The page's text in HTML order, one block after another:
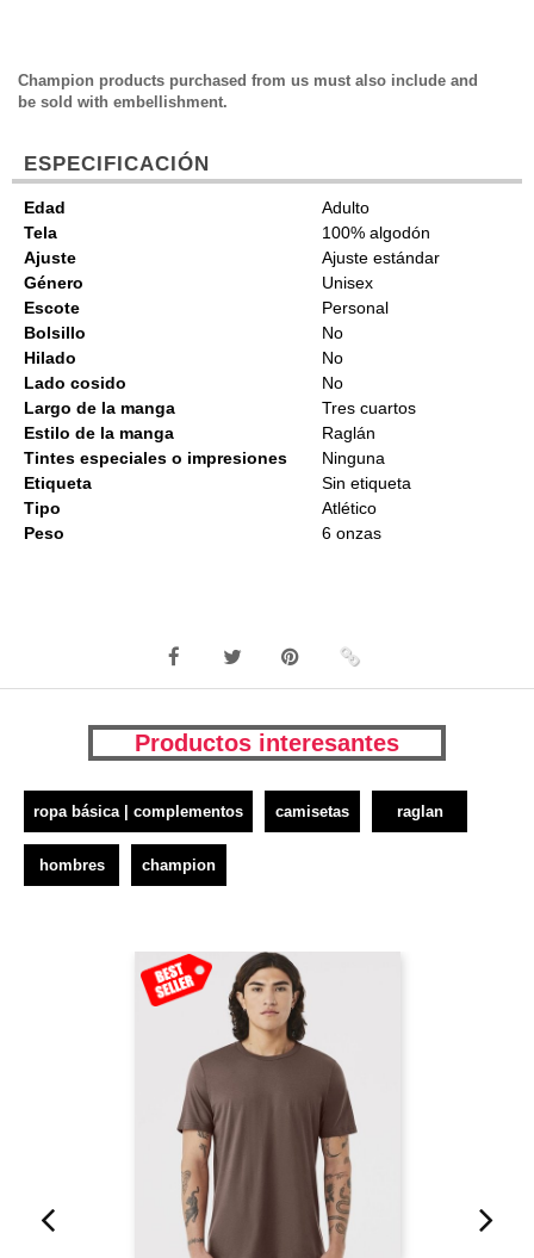
Champion products purchased from us must also include and
be sold with embellishment.
ESPECIFICACIÓN
Edad
Adulto
Tela
100% algodón
Ajuste
Ajuste estándar
Género
Unisex
Escote
Personal
Bolsillo
No
Hilado
No
Lado cosido
No
Largo de la manga
Tres cuartos
Estilo de la manga
Raglán
Tintes especiales o impresiones
Ninguna
Etiqueta
Sin etiqueta
Tipo
Atlético
Peso
6 onzas
Productos interesantes
ropa básica | complementos camisetas raglan
hombres champion